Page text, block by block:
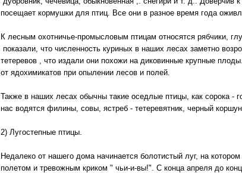
посещает кормушки для птиц. Все они в разное время года
К лесным охотничье-промысловым птицам относятся рябчики,
показали, что численность куриных в наших лесах заметно
тетеревов , что издали они похожи на диковинные крупные
от ядохимикатов при опылении лесов и полей.
Также в наших лесах обычны такие оседлые птицы, как сорока -
нас водятся филины, совы, ястреб - тетеревятник, черный
2) Лугостепные птицы.
Недалеко от нашего дома начинается болотистый луг, на
полетом и тревожным криком " чьи-и-вы!". С конца апреля до